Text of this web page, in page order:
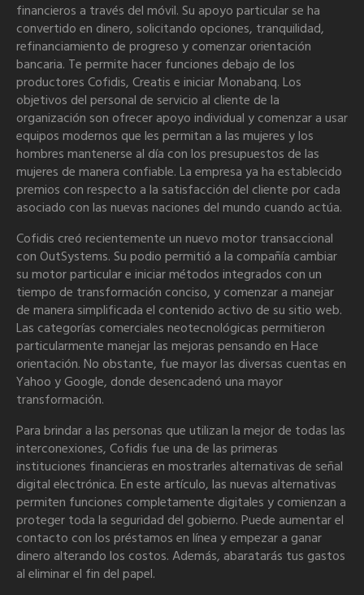
financieros a través del móvil. Su apoyo particular se ha
convertido en dinero, solicitando opciones, tranquilidad,
refinanciamiento de progreso y comenzar orientación
bancaria. Te permite hacer funciones debajo de los
productores Cofidis, Creatis e iniciar Monabanq. Los
objetivos del personal de servicio al cliente de la
organización son ofrecer apoyo individual y comenzar a usar
equipos modernos que les permitan a las mujeres y los
hombres mantenerse al día con los presupuestos de las
mujeres de manera confiable. La empresa ya ha establecido
premios con respecto a la satisfacción del cliente por cada
asociado con las nuevas naciones del mundo cuando actúa.
Cofidis creó recientemente un nuevo motor transaccional
con OutSystems. Su podio permitió a la compañía cambiar
su motor particular e iniciar métodos integrados con un
tiempo de transformación conciso, y comenzar a manejar
de manera simplificada el contenido activo de su sitio web.
Las categorías comerciales neotecnológicas permitieron
particularmente manejar las mejoras pensando en Hace
orientación. No obstante, fue mayor las diversas cuentas en
Yahoo y Google, donde desencadenó una mayor
transformación.
Para brindar a las personas que utilizan la mejor de todas las
interconexiones, Cofidis fue una de las primeras
instituciones financieras en mostrarles alternativas de señal
digital electrónica. En este artículo, las nuevas alternativas
permiten funciones completamente digitales y comienzan a
proteger toda la seguridad del gobierno. Puede aumentar el
contacto con los préstamos en línea y empezar a ganar
dinero alterando los costos. Además, abaratarás tus gastos
al eliminar el fin del papel.